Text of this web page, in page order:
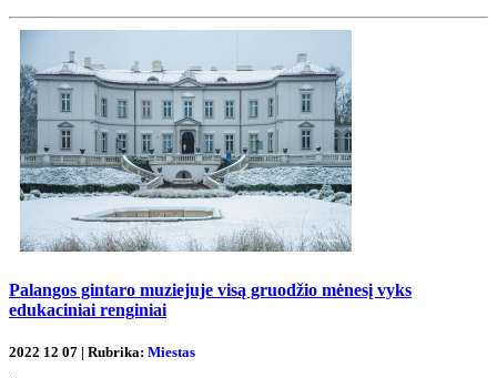
Palangos gintaro muziejuje visą gruodžio mėnesį vyks
edukaciniai renginiai
2022 12 07 | Rubrika: Miestas